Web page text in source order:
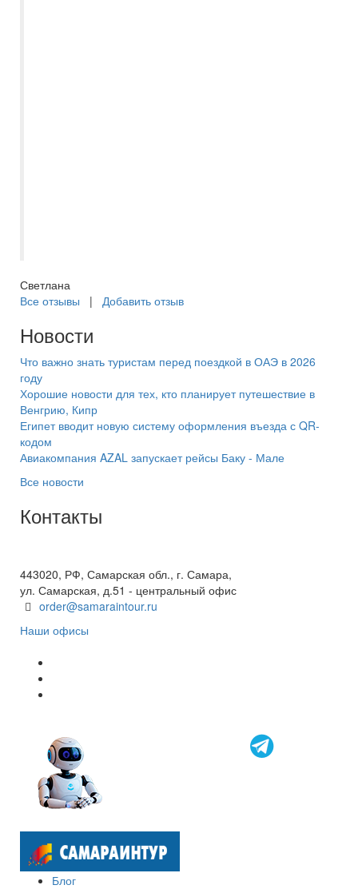
Светлана
Все отзывы | Добавить отзыв
Новости
Что важно знать туристам перед поездкой в ОАЭ в 2026
году
Хорошие новости для тех, кто планирует путешествие в
Венгрию, Кипр
Египет вводит новую систему оформления въезда с QR-
кодом
Авиакомпания AZAL запускает рейсы Баку - Мале
Все новости
Контакты
443020, РФ, Самарская обл., г. Самара,
ул. Самарская, д.51 - центральный офис
order@samaraintour.ru
Наши офисы
Блог